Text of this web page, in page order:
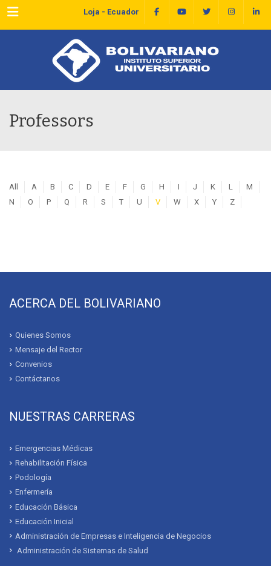
Menu Loja - Ecuador
Professors
All A B C D E F G H I J K L
M
N
O P Q R S T U V W X Y Z
ACERCA DEL BOLIVARIANO
Quienes Somos
Mensaje del Rector
Convenios
Contáctanos
NUESTRAS CARRERAS
Emergencias Médicas
Rehabilitación Física
Podología
Enfermería
Educación Básica
Educación Inicial
Administración de Empresas e Inteligencia de Negocios
Administración de Sistemas de Salud